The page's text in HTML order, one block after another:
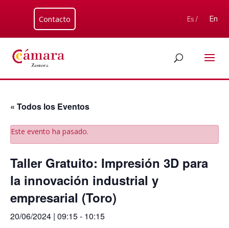
Contacto Es / En
« Todos los Eventos
Este evento ha pasado.
Taller Gratuito: Impresión 3D para
la innovación industrial y
empresarial (Toro)
20/06/2024 | 09:15- 10:15